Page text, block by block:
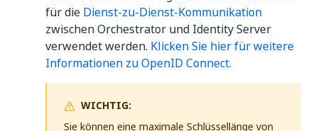
für die Dienst-zu-Dienst-Kommunikation
zwischen Orchestrator und Identity Server
verwendet werden. Klicken Sie hier für weitere
Informationen zu OpenID Connect.
WICHTIG:
Sie können eine maximale Schlüssellänge von